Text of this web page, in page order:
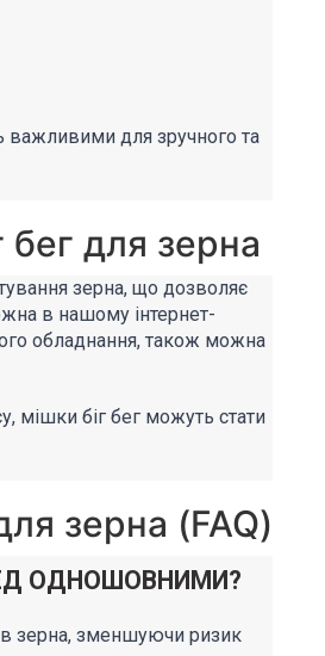
важливими для зручного та
для зерна
зерна, що дозволяє
в нашому інтернет-
обладнання, також можна
мішки біг бег можуть стати
зерна (FAQ)
ОДНОШОВНИМИ?
зерна, зменшуючи ризик